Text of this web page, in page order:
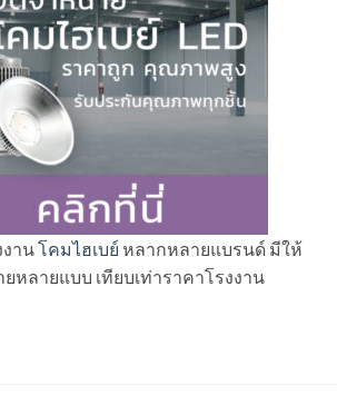
านโคมไฮเบย์ หลากหลายแบรนด์ มีให้
หลายแบบ เทียบเท่าราคาโรงงาน